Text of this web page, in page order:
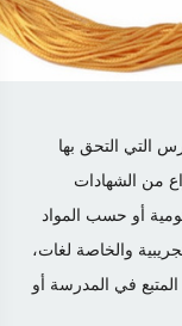
التي التحق بها
من الشهادات
أو حسب المواد
والخاصة لغات،
المتبع في المدرسة أو